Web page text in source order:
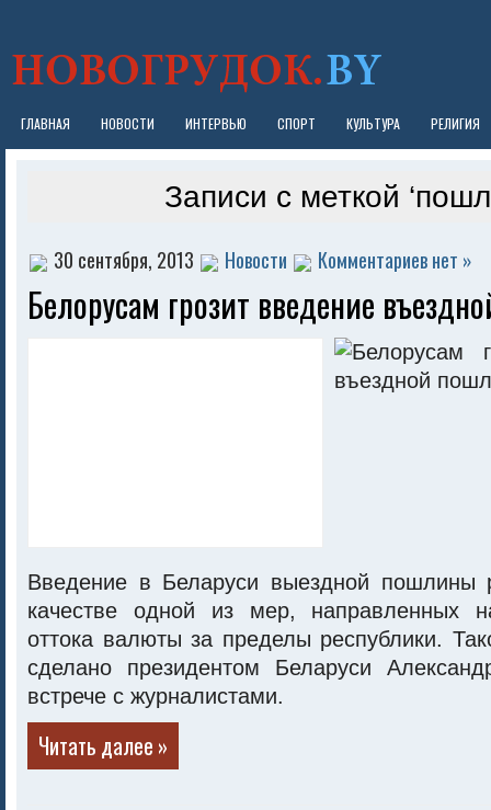
ГЛАВНАЯ НОВОСТИ ИНТЕРВЬЮ СПОРТ КУЛЬТУРА РЕЛИГИЯ
Записи с меткой
30 сентября, 2013 Новости Комментариев нет »
Белорусам грозит введение
Введение в Беларуси выездной пошлины
качестве одной из мер, направленных
оттока валюты за пределы республики.
сделано президентом Беларуси
встрече с журналистами.
Читать далее »